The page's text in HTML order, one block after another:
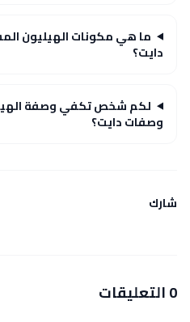
ما هي مكونات الهيليون
دايت؟
لكم شخص تكفي وصفة
وصفات دايت؟
شارك
0 التعليقات